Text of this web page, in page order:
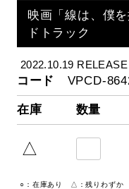
映画「線は、僕
ドトラック
2022.10.19 RELEASE
コード VPCD-
在庫 数量
△
○：在庫あり △：残りわずか